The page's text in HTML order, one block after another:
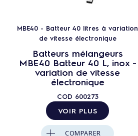
MBE40 - Batteur 40 litres à variation
de vitesse électronique
Batteurs mélangeurs
MBE40 Batteur 40 L, inox -
variation de vitesse
électronique
COD 600273
VOIR PLUS
COMPARER